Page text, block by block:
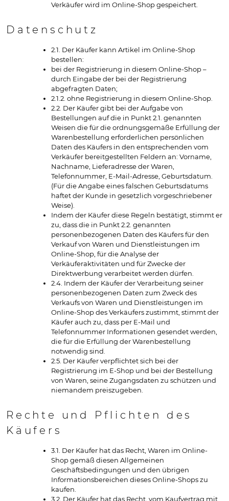
Verkäufer wird im Online-Shop gespeichert.
Datenschutz
2.1. Der Käufer kann Artikel im Online-Shop
bestellen:
bei der Registrierung in diesem Online-Shop –
durch Eingabe der bei der Registrierung
abgefragten Daten;
2.1.2. ohne Registrierung in diesem Online-Shop.
2.2. Der Käufer gibt bei der Aufgabe von
Bestellungen auf die in Punkt 2.1. genannten
Weisen die für die ordnungsgemäße Erfüllung der
Warenbestellung erforderlichen persönlichen
Daten des Käufers in den entsprechenden vom
Verkäufer bereitgestellten Feldern an: Vorname,
Nachname, Lieferadresse der Waren,
Telefonnummer, E-Mail-Adresse, Geburtsdatum.
(Für die Angabe eines falschen Geburtsdatums
haftet der Kunde in gesetzlich vorgeschriebener
Weise).
Indem der Käufer diese Regeln bestätigt, stimmt er
zu, dass die in Punkt 2.2. genannten
personenbezogenen Daten des Käufers für den
Verkauf von Waren und Dienstleistungen im
Online-Shop, für die Analyse der
Verkäuferaktivitäten und für Zwecke der
Direktwerbung verarbeitet werden dürfen.
2.4. Indem der Käufer der Verarbeitung seiner
personenbezogenen Daten zum Zweck des
Verkaufs von Waren und Dienstleistungen im
Online-Shop des Verkäufers zustimmt, stimmt der
Käufer auch zu, dass per E-Mail und
Telefonnummer Informationen gesendet werden,
die für die Erfüllung der Warenbestellung
notwendig sind.
2.5. Der Käufer verpflichtet sich bei der
Registrierung im E-Shop und bei der Bestellung
von Waren, seine Zugangsdaten zu schützen und
niemandem preiszugeben.
Rechte und Pflichten des
Käufers
3.1. Der Käufer hat das Recht, Waren im Online-
Shop gemäß diesen Allgemeinen
Geschäftsbedingungen und den übrigen
Informationsbereichen dieses Online-Shops zu
kaufen.
3.2. Der Käufer hat das Recht, vom Kaufvertrag mit